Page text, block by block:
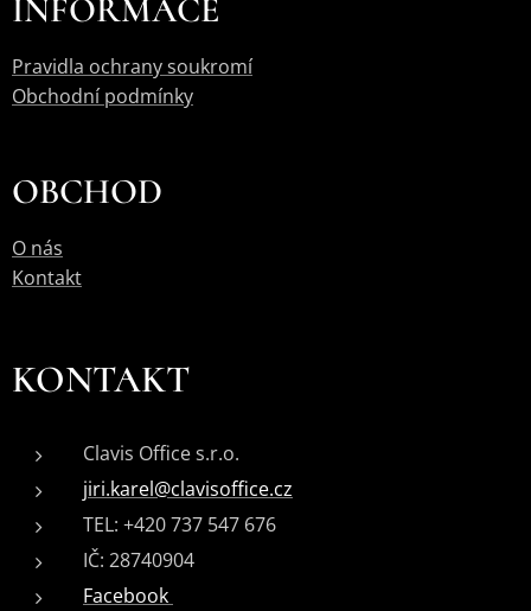
INFORMACE
Pravidla ochrany soukromí
Obchodní podmínky
OBCHOD
O nás
Kontakt
KONTAKT
Clavis Office s.r.o.
jiri.karel@clavisoffice.cz
TEL: +420 737 547 676
IČ: 28740904
Facebook